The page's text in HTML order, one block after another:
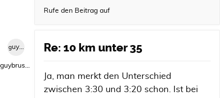
Rufe den Beitrag auf
guybrush1992
guybrush1992
Re: 10 km unter 35
Ja, man merkt den Unterschied
zwischen 3:30 und 3:20 schon. Ist bei